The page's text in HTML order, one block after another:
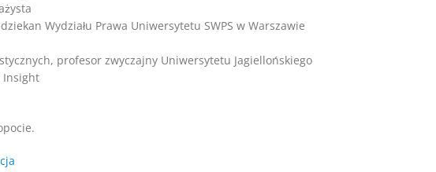
Wydziału Prawa Uniwersytetu SWPS w Warszawie
profesor zwyczajny Uniwersytetu Jagiellońskiego
Insight